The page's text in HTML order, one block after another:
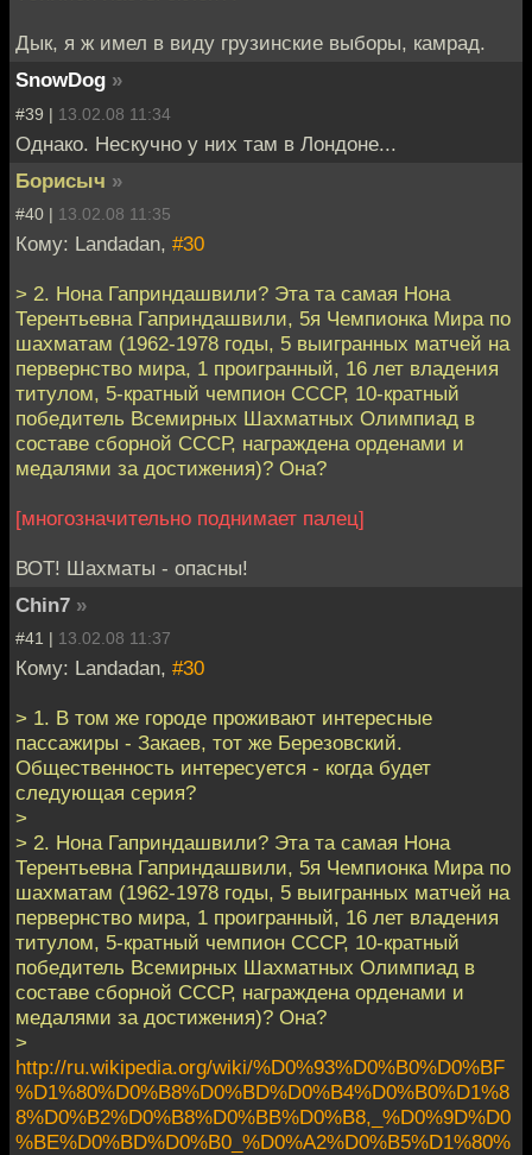
Дык, я ж имел в виду грузинские выборы, камрад.
SnowDog »
#39 | 13.02.08 11:34
Однако. Нескучно у них там в Лондоне...
Борисыч »
#40 | 13.02.08 11:35
Кому: Landadan, #30
> 2. Нона Гаприндашвили? Эта та самая Нона
Терентьевна Гаприндашвили, 5я Чемпионка Мира по
шахматам (1962-1978 годы, 5 выигранных матчей на
первернство мира, 1 проигранный, 16 лет владения
титулом, 5-кратный чемпион СССР, 10-кратный
победитель Всемирных Шахматных Олимпиад в
составе сборной СССР, награждена орденами и
медалями за достижения)? Она?
[многозначительно поднимает палец]
ВОТ! Шахматы - опасны!
Chin7 »
#41 | 13.02.08 11:37
Кому: Landadan, #30
> 1. В том же городе проживают интересные
пассажиры - Закаев, тот же Березовский.
Общественность интересуется - когда будет
следующая серия?
>
> 2. Нона Гаприндашвили? Эта та самая Нона
Терентьевна Гаприндашвили, 5я Чемпионка Мира по
шахматам (1962-1978 годы, 5 выигранных матчей на
первернство мира, 1 проигранный, 16 лет владения
титулом, 5-кратный чемпион СССР, 10-кратный
победитель Всемирных Шахматных Олимпиад в
составе сборной СССР, награждена орденами и
медалями за достижения)? Она?
>
http://ru.wikipedia.org/wiki/%D0%93%D0%B0%D0%BF
%D1%80%D0%B8%D0%BD%D0%B4%D0%B0%D1%8
8%D0%B2%D0%B8%D0%BB%D0%B8,_%D0%9D%D0
%BE%D0%BD%D0%B0_%D0%A2%D0%B5%D1%80%